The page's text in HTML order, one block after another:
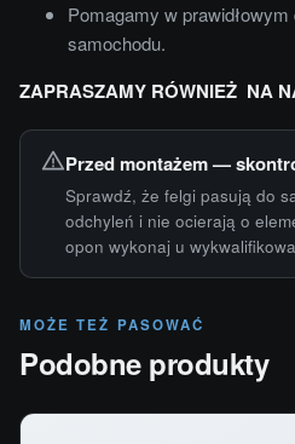
Pomagamy w
samochodu.
ZAPRASZAMY RÓWNIEŻ NA
Przed montażem —
Sprawdź, że felgi pasują do
odchyleń i nie ocierają o
opon wykonaj u
MOŻE TEŻ PASOWAĆ
Podobne produkty